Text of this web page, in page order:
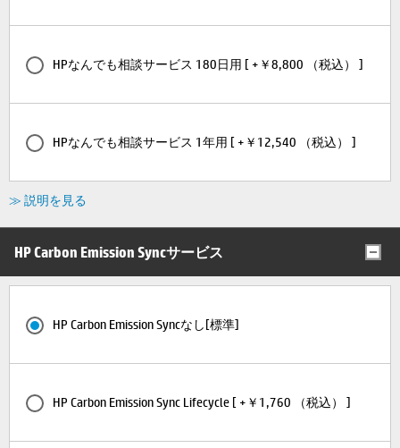
HPなんでも相談サービス 180日用 [ +￥8,800 （税込） ]
HPなんでも相談サービス 1年用 [ +￥12,540 （税込） ]
≫ 説明を見る
HP Carbon Emission Syncサービス
HP Carbon Emission Syncなし[標準]
HP Carbon Emission Sync Lifecycle [ +￥1,760 （税込） ]